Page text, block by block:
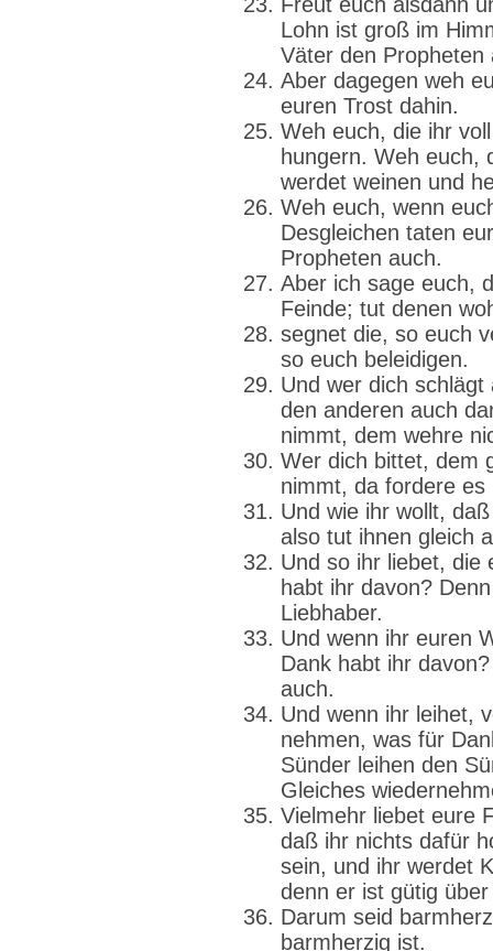
Lohn ist groß im
Väter den Propheten
Aber dagegen weh
euren Trost dahin.
Weh euch, die ihr
hungern. Weh euch,
werdet weinen und
Weh euch, wenn
Desgleichen taten
Propheten auch.
Aber ich sage euch,
Feinde; tut denen
segnet die, so euch
so euch beleidigen.
Und wer dich
den anderen auch
nimmt, dem wehre
Wer dich bittet, dem
nimmt, da fordere es
Und wie ihr wollt,
also tut ihnen gleich
Und so ihr liebet, die
habt ihr davon?
Liebhaber.
Und wenn ihr euren
Dank habt ihr
auch.
Und wenn ihr leihet,
nehmen, was für
Sünder leihen den
Gleiches
Vielmehr liebet eure
daß ihr nichts dafür
sein, und ihr werdet
denn er ist gütig
Darum seid
barmherzig ist.